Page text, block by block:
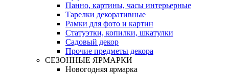
Панно, картины, часы интерьерные
Тарелки декоративные
Рамки для фото и картин
Статуэтки, копилки, шкатулки
Садовый декор
Прочие предметы декора
СЕЗОННЫЕ ЯРМАРКИ
Новогодняя ярмарка